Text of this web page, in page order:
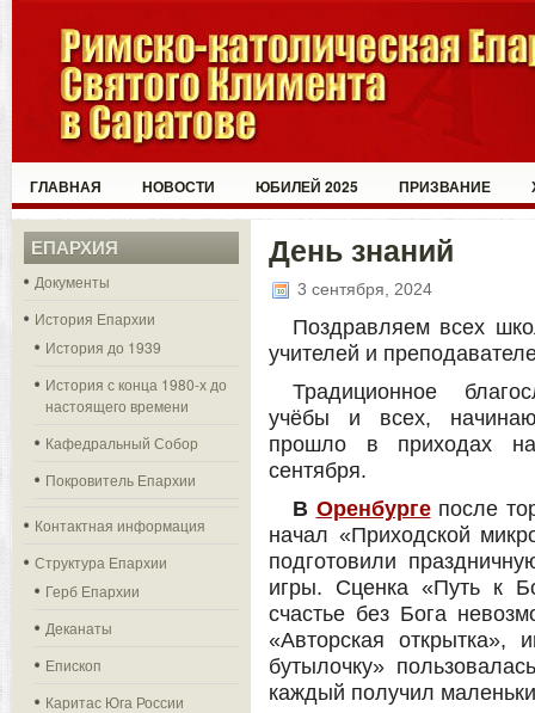
ГЛАВНАЯ НОВОСТИ ЮБИЛЕЙ 2025 ПРИЗВАНИЕ
ЕПАРХИЯ
Документы
История Епархии
История до 1939
История с конца 1980-х до
настоящего времени
Кафедральный Собор
Покровитель Епархии
Контактная информация
Структура Епархии
Герб Епархии
Деканаты
Епископ
Каритас Юга России
День знаний
3 сентября, 2024
Поздравляем всех
учителей и
Традиционное
учёбы и всех,
прошло в приходах
сентября.
В Оренбургепосле
начал «Приходской
подготовили
игры. Сценка «Путь к
счастье без Бога
«Авторская открытка»,
бутылочку»
каждый получил